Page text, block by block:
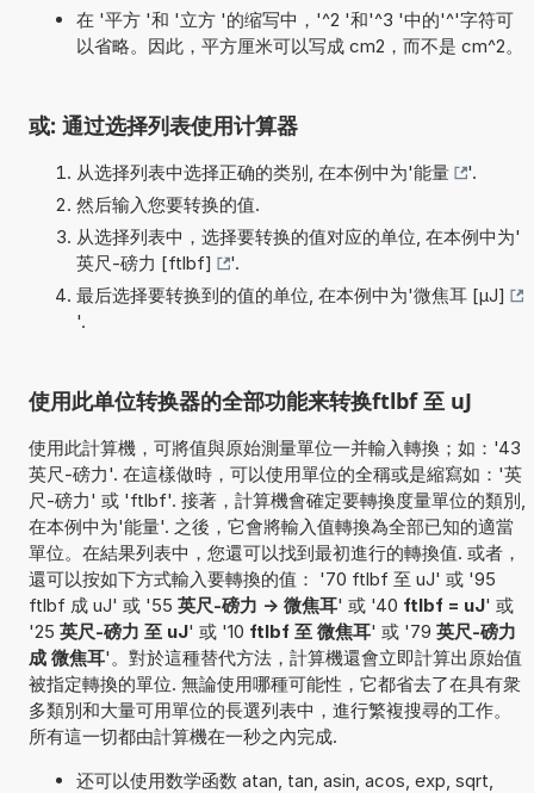
在 '平方 '和 '立方 '的缩写中，'^2 '和'^3 '中的'^'字符可
以省略。因此，平方厘米可以写成 cm2，而不是 cm^2。
或: 通过选择列表使用计算器
从选择列表中选择正确的类别, 在本例中为'能量
'.
然后输入您要转换的值.
从选择列表中，选择要转换的值对应的单位, 在本例中为'
英尺-磅力 [ftlbf]
'.
最后选择要转换到的值的单位, 在本例中为'微焦耳 [µJ]
'.
使用此单位转换器的全部功能来转换ftlbf 至 uJ
使用此計算機，可將值與原始測量單位一并輸入轉換；如：'43
英尺-磅力'. 在這樣做時，可以使用單位的全稱或是縮寫如：'英
尺-磅力' 或 'ftlbf'. 接著，計算機會確定要轉換度量單位的類別,
在本例中为'能量'. 之後，它會將輸入值轉換為全部已知的適當
單位。在結果列表中，您還可以找到最初進行的轉換值. 或者，
還可以按如下方式輸入要轉換的值： '70 ftlbf 至 uJ' 或 '95
ftlbf 成 uJ' 或 '55 英尺-磅力 -> 微焦耳' 或 '40 ftlbf = uJ' 或
'25 英尺-磅力 至 uJ' 或 '10 ftlbf 至 微焦耳' 或 '79 英尺-磅力
成 微焦耳'。對於這種替代方法，計算機還會立即計算出原始值
被指定轉換的單位. 無論使用哪種可能性，它都省去了在具有衆
多類別和大量可用單位的長選列表中，進行繁複搜尋的工作。
所有這一切都由計算機在一秒之內完成.
还可以使用数学函数 atan, tan, asin, acos, exp, sqrt,